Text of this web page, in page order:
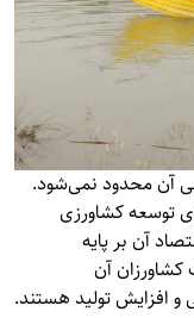
آن محدود نمی‌شود.
توسعه کشاورزی
آن بر پایه
آن
و افزایش تولید هستند.